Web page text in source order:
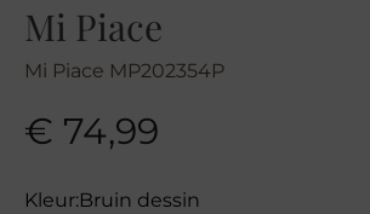
Mi Piace
Mi Piace MP202354P
€ 74,99
Kleur:Bruin dessin